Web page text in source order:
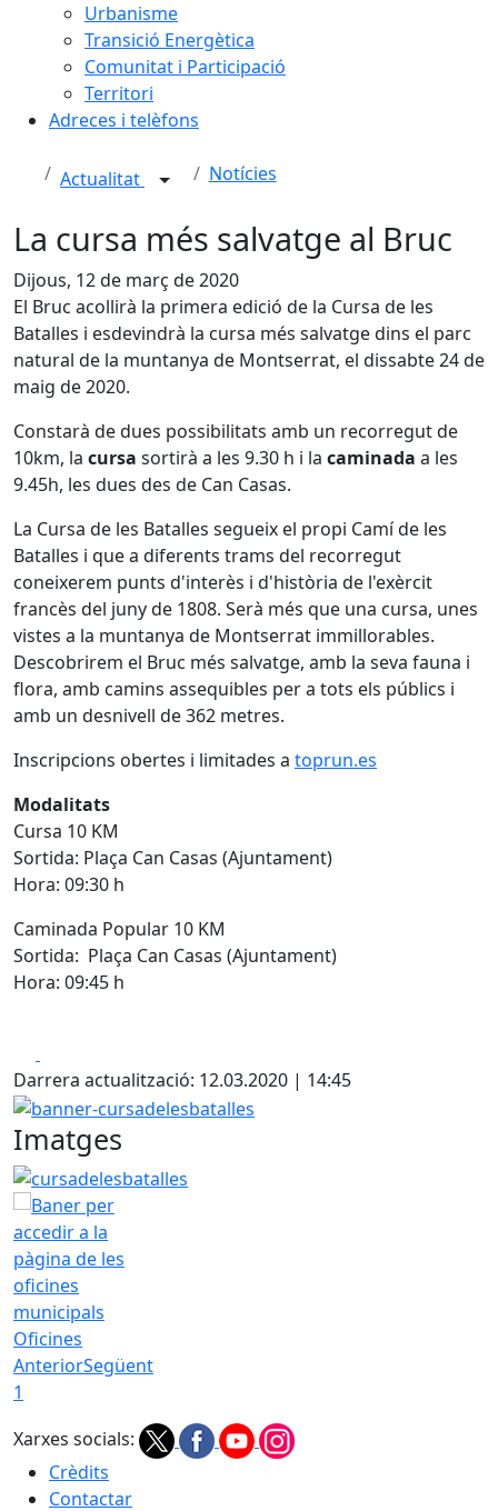
Urbanisme
Transició Energètica
Comunitat i Participació
Territori
Adreces i telèfons
Actualitat Notícies
La cursa més salvatge al Bruc
Dijous, 12 de març de 2020
El Bruc acollirà la primera edició de la Cursa de les
Batalles i esdevindrà la cursa més salvatge dins el parc
natural de la muntanya de Montserrat, el dissabte 24 de
maig de 2020.
Constarà de dues possibilitats amb un recorregut de
10km, la cursa sortirà a les 9.30 h i la caminada a les
9.45h, les dues des de Can Casas.
La Cursa de les Batalles segueix el propi Camí de les
Batalles i que a diferents trams del recorregut
coneixerem punts d'interès i d'història de l'exèrcit
francès del juny de 1808. Serà més que una cursa, unes
vistes a la muntanya de Montserrat immillorables.
Descobrirem el Bruc més salvatge, amb la seva fauna i
flora, amb camins assequibles per a tots els públics i
amb un desnivell de 362 metres.
Inscripcions obertes i limitades a toprun.es
Modalitats
Cursa 10 KM
Sortida: Plaça Can Casas (Ajuntament)
Hora: 09:30 h
Caminada Popular 10 KM
Sortida: Plaça Can Casas (Ajuntament)
Hora: 09:45 h
Darrera actualització: 12.03.2020 | 14:45
banner-cursadelesbatalles
Imatges
cursadelesbatalles
Oficines
AnteriorSegüent
1
Xarxes socials:
Crèdits
Contactar